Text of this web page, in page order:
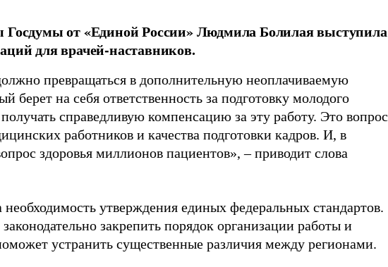
Госдумы от «Единой России» Людмила Болилая выступила
для врачей-наставников.
превращаться в дополнительную неоплачиваемую
берет на себя ответственность за подготовку молодого
справедливую компенсацию за эту работу. Это вопрос
работников и качества подготовки кадров. И, в
здоровья миллионов пациентов», – приводит слова
утверждения единых федеральных стандартов.
закрепить порядок организации работы и
устранить существенные различия между регионами.